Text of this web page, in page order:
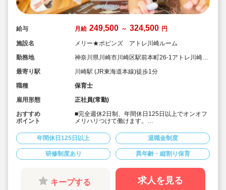
給与 月給 249,500 ～ 324,500 円
施設名
メリー★ポピンズ アトレ川崎ルーム
勤務地
神奈川県川崎市川崎区駅前本町26-1アトレ川崎4
最寄り駅
川崎駅 (JR東海道本線)徒歩1分
職種
保育士
雇用形態
正社員(常勤)
おすすめ
ポイント
■完全週休2日制、年間休日125日以上でオンオフ
メリハリつけて働けます。
然体験型保育園です。男女の性別問わず明るく元
気な保育士様ご活躍されています。
■充実した研修制度があります。経験少ない方も
安心してスタートいただけます。
■残業は少ないです。あった場合もしっかり支給
されます。
年間休日125日以上 退職金制度
研修制度あり 異年齢・縦割り保育
キープする 求人を見る